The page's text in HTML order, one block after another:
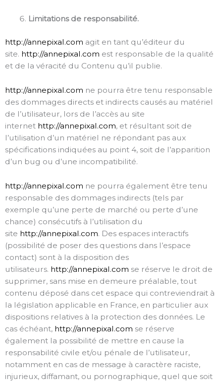
Limitations de responsabilité.
http://annepixal.com agit en tant qu’éditeur du
site. http://annepixal.com est responsable de la qualité
et de la véracité du Contenu qu’il publie.
http://annepixal.com ne pourra être tenu responsable
des dommages directs et indirects causés au matériel
de l’utilisateur, lors de l’accès au site
internet http://annepixal.com, et résultant soit de
l’utilisation d’un matériel ne répondant pas aux
spécifications indiquées au point 4, soit de l’apparition
d’un bug ou d’une incompatibilité.
http://annepixal.com ne pourra également être tenu
responsable des dommages indirects (tels par
exemple qu’une perte de marché ou perte d’une
chance) consécutifs à l’utilisation du
site http://annepixal.com. Des espaces interactifs
(possibilité de poser des questions dans l’espace
contact) sont à la disposition des
utilisateurs. http://annepixal.com se réserve le droit de
supprimer, sans mise en demeure préalable, tout
contenu déposé dans cet espace qui contreviendrait à
la législation applicable en France, en particulier aux
dispositions relatives à la protection des données. Le
cas échéant, http://annepixal.com se réserve
également la possibilité de mettre en cause la
responsabilité civile et/ou pénale de l’utilisateur,
notamment en cas de message à caractère raciste,
injurieux, diffamant, ou pornographique, quel que soit